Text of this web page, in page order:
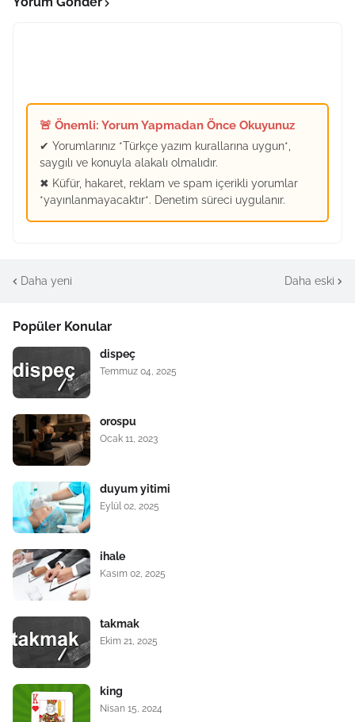
🚨 Önemli: Yorum Yapmadan Önce Okuyunuz
✔ Yorumlarınız *Türkçe yazım kurallarına uygun*,
saygılı ve konuyla alakalı olmalıdır.
✖ Küfür, hakaret, reklam ve spam içerikli yorumlar
*yayınlanmayacaktır*. Denetim süreci uygulanır.
Daha yeni Daha eski
Popüler Konular
dispeç
Temmuz 04, 2025
orospu
Ocak 11, 2023
duyum yitimi
Eylül 02, 2025
ihale
Kasım 02, 2025
takmak
Ekim 21, 2025
king
Nisan 15, 2024